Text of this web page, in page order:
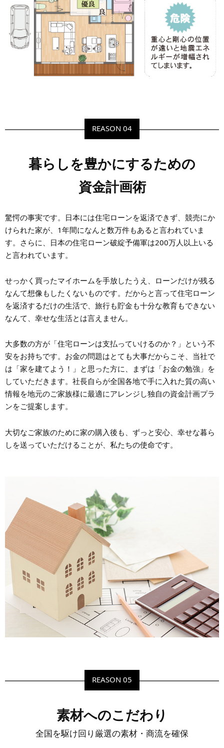
REASON 04
暮らしを豊かにするための
資金計画術
驚愕の事実です。日本には住宅ローンを返済できず、競売にか
けられた家が、1年間になんと数万件もあると言われていま
す。さらに、日本の住宅ローン破綻予備軍は200万人以上いる
と言われています。
せっかく買ったマイホームを手放したうえ、ローンだけが残る
なんて想像もしたくないものです。だからと言って住宅ローン
を返済するだけの生活で、旅行も貯金も十分な教育もできない
なんて、幸せな生活とは言えません。
大多数の方が「住宅ローンは支払っていけるのか？」という不
安をお持ちです。お金の問題はとても大事だからこそ、当社で
は「家を建てよう！」と思った方に、まずは「お金の勉強」を
していただきます。社長自らが全国各地で手に入れた質の高い
情報を地元のご家族様に最適にアレンジし独自の資金計画プラ
ンをご提案します。
大切なご家族のために家の購入後も、ずっと安心、幸せな暮ら
しを送っていただけることが、私たちの使命です。
REASON 05
素材へのこだわり
全国を駆け回り厳選の素材・商流を確保